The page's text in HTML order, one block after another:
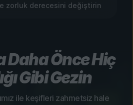
ve zorluk derecesini değiştirin
Daha Önce Hiç
Gibi Gezin
ile keşifleri zahmetsiz hale